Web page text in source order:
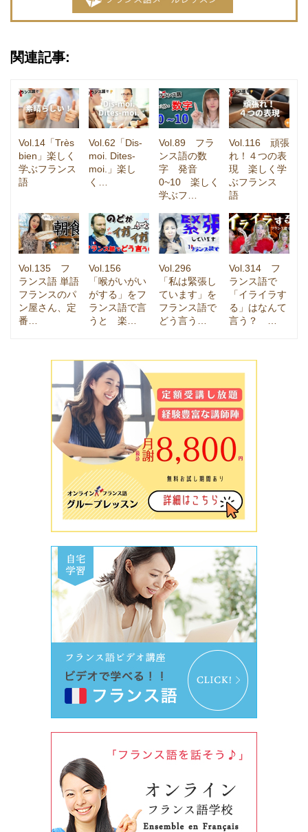
関連記事:
Vol.14「Très
bien」楽しく
学ぶフランス
語
Vol.62「Dis-
moi. Dites-
moi.」楽し
く…
Vol.89 フラ
ンス語の数
字 発音
0~10 楽しく
学ぶフ…
Vol.116 頑張
れ！４つの表
現 楽しく学
ぶフランス
語
Vol.135 フ
ランス語 単語
フランスのパ
ン屋さん、定
番…
Vol.156
「喉がいがい
がする」をフ
ランス語で言
うと 楽…
Vol.296
「私は緊張し
ています」を
フランス語で
どう言う…
Vol.314 フ
ランス語で
「イライラす
る」はなんて
言う？ …